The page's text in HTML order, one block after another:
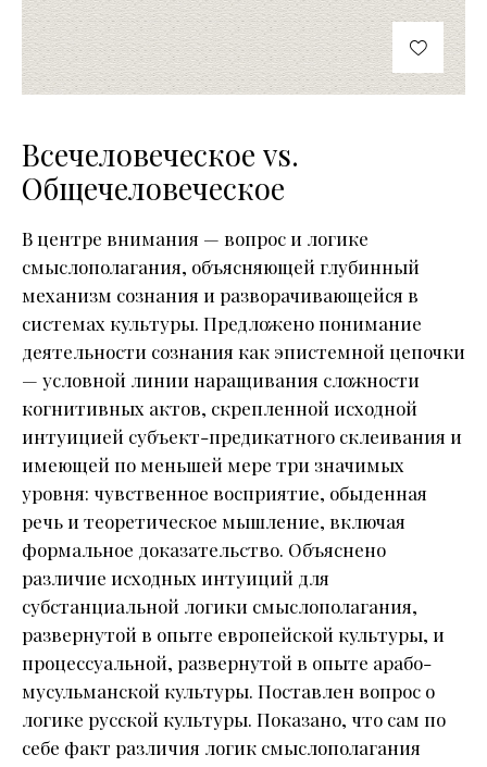
Всечеловеческое vs.
Общечеловеческое
В центре внимания — вопрос и логике
смыслополагания, объясняющей глубинный
механизм сознания и разворачивающейся в
системах культуры. Предложено понимание
деятельности сознания как эпистемной цепочки
— условной линии наращивания сложности
когнитивных актов, скрепленной исходной
интуицией субъект-предикатного склеивания и
имеющей по меньшей мере три значимых
уровня: чувственное восприятие, обыденная
речь и теоретическое мышление, включая
формальное доказательство. Объяснено
различие исходных интуиций для
субстанциальной логики смыслополагания,
развернутой в опыте европейской культуры, и
процессуальной, развернутой в опыте арабо-
мусульманской культуры. Поставлен вопрос о
логике русской культуры. Показано, что сам по
себе факт различия логик смыслополагания